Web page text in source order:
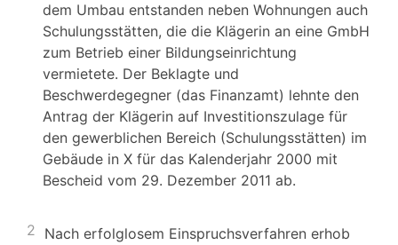
dem Umbau entstanden neben Wohnungen auch
Schulungsstätten, die die Klägerin an eine GmbH
zum Betrieb einer Bildungseinrichtung
vermietete. Der Beklagte und
Beschwerdegegner (das Finanzamt) lehnte den
Antrag der Klägerin auf Investitionszulage für
den gewerblichen Bereich (Schulungsstätten) im
Gebäude in X für das Kalenderjahr 2000 mit
Bescheid vom 29. Dezember 2011 ab.
2 Nach erfolglosem Einspruchsverfahren erhob